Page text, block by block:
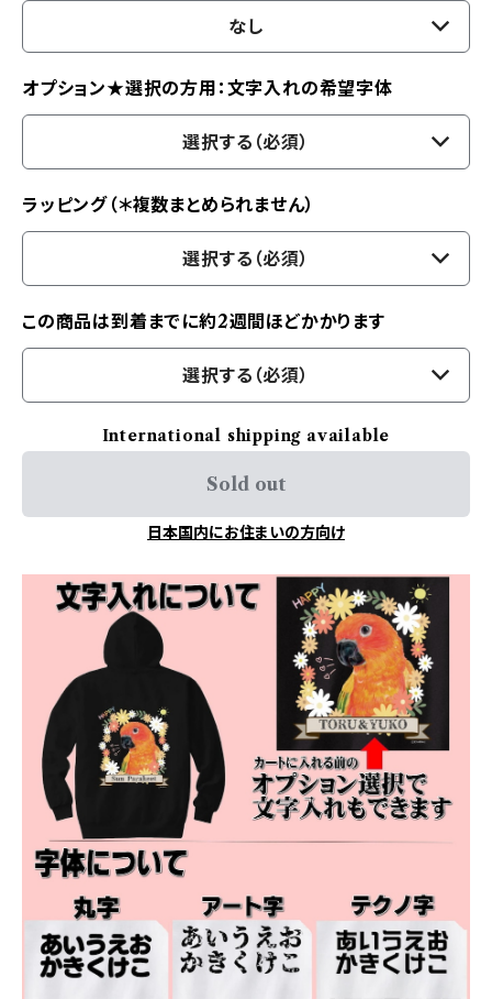
なし
オプション★選択の方用：文字入れの希望字体
選択する（必須）
ラッピング（＊複数まとめられません）
選択する（必須）
この商品は到着までに約2週間ほどかかります
選択する（必須）
International shipping available
Sold out
日本国内にお住まいの方向け